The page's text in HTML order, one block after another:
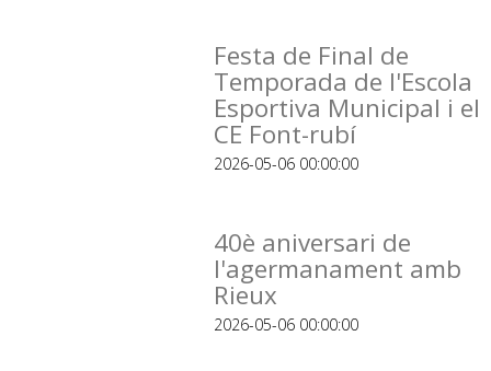
Festa de Final de
Temporada de l'Escola
Esportiva Municipal i el
CE Font-rubí
2026-05-06 00:00:00
40è aniversari de
l'agermanament amb
Rieux
2026-05-06 00:00:00